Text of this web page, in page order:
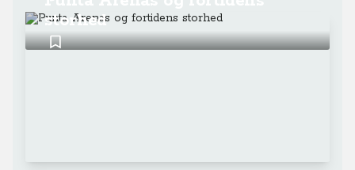
storhed